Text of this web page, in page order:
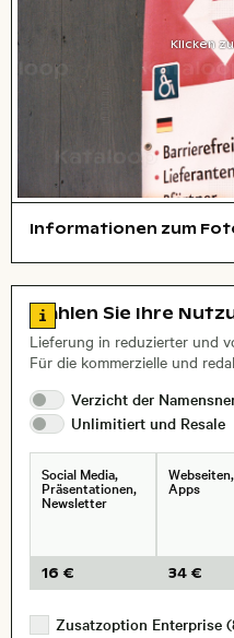
Klicken
Informationen zum
Zu den
Wählen Sie Ihre
Lieferung in reduzierter und
Für die kommerzielle und
Verzicht der
Unlimitiert und Resale
Social Media,
Präsentationen,
Newsletter
16 €
Webseiten,
Apps
34 €
Zusatzoption Enterprise